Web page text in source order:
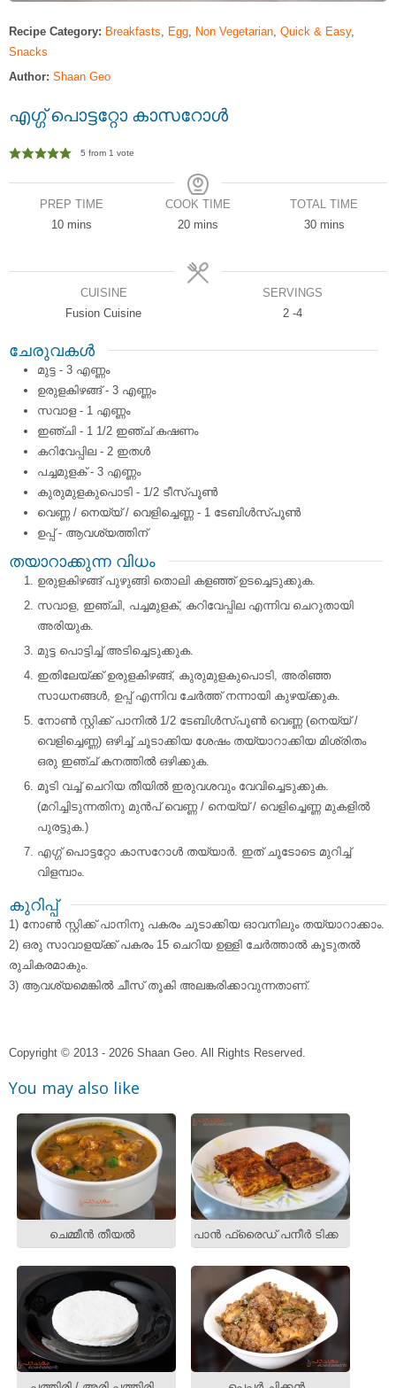
Recipe Category: Breakfasts Egg Non Vegetarian Quick & Easy,
Snacks
Author: Shaan Geo
എഗ്ഗ് പൊട്ടറ്റോ കാസറോള്‍
5 from 1 vote
PREP TIME
10minutes
mins
COOK TIME
20minutes
mins
TOTAL TIME
30minutes
mins
CUISINE
Fusion Cuisine
SERVINGS
2 -4
ചേരുവകൾ
മുട്ട - 3 എണ്ണം
ഉരുളകിഴങ്ങ് - 3 എണ്ണം
സവാള - 1 എണ്ണം
ഇഞ്ചി - 1 1/2 ഇഞ്ച്‌ കഷണം
കറിവേപ്പില - 2 ഇതള്‍
പച്ചമുളക് - 3 എണ്ണം
കുരുമുളകുപൊടി - 1/2 ടീസ്പൂണ്‍
വെണ്ണ / നെയ്യ് / വെളിച്ചെണ്ണ - 1 ടേബിള്‍സ്പൂണ്‍
ഉപ്പ് - ആവശ്യത്തിന്
തയാറാക്കുന്ന വിധം
ഉരുളകിഴങ്ങ് പുഴുങ്ങി തൊലി കളഞ്ഞ് ഉടച്ചെടുക്കുക.
സവാള, ഇഞ്ചി, പച്ചമുളക്, കറിവേപ്പില എന്നിവ ചെറുതായി
അരിയുക.
മുട്ട പൊട്ടിച്ച് അടിച്ചെടുക്കുക.
ഇതിലേയ്ക്ക് ഉരുളകിഴങ്ങ്, കുരുമുളകുപൊടി, അരിഞ്ഞ
സാധനങ്ങള്‍, ഉപ്പ് എന്നിവ ചേര്‍ത്ത് നന്നായി കുഴയ്‌ക്കുക.
നോണ്‍ സ്റ്റിക്ക് പാനില്‍ 1/2 ടേബിള്‍സ്പൂണ്‍ വെണ്ണ (നെയ്യ് /
വെളിച്ചെണ്ണ) ഒഴിച്ച് ചൂടാക്കിയ ശേഷം തയ്യാറാക്കിയ മിശ്രിതം
ഒരു ഇഞ്ച്‌ കനത്തില്‍ ഒഴിക്കുക.
മൂടി വച്ച് ചെറിയ തീയില്‍ ഇരുവശവും വേവിച്ചെടുക്കുക.
(മറിച്ചിടുന്നതിനു മുന്‍പ് വെണ്ണ / നെയ്യ് / വെളിച്ചെണ്ണ മുകളില്‍
പുരട്ടുക.)
എഗ്ഗ് പൊട്ടറ്റോ കാസറോള്‍ തയ്യാര്‍. ഇത് ചൂടോടെ മുറിച്ച്
വിളമ്പാം.
കുറിപ്പ്
1) നോണ്‍ സ്റ്റിക്ക് പാനിനു പകരം ചൂടാക്കിയ ഓവനിലും തയ്യാറാക്കാം.
2) ഒരു സാവാളയ്ക്ക് പകരം 15 ചെറിയ ഉള്ളി ചേര്‍ത്താല്‍ കൂടുതല്‍
രുചികരമാകും.
3) ആവശ്യമെങ്കില്‍ ചീസ് തൂകി അലങ്കരിക്കാവുന്നതാണ്.
Copyright © 2013 - 2026 Shaan Geo. All Rights Reserved.
You may also like
ചെമ്മീന്‍ തീയല്‍ പാന്‍ ഫ്രൈഡ് പനീര്‍ ടിക്ക